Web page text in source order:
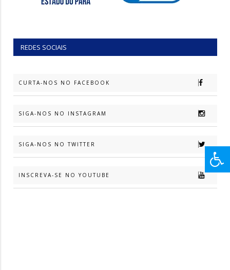
REDES SOCIAIS
CURTA-NOS NO FACEBOOK
SIGA-NOS NO INSTAGRAM
SIGA-NOS NO TWITTER
INSCREVA-SE NO YOUTUBE